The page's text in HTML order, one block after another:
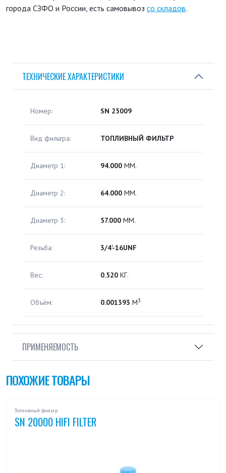
города СЗФО и России, есть самовывоз со складов.
ТЕХНИЧЕСКИЕ ХАРАКТЕРИСТИКИ
Номер: SN 25009
Вид фильтра: ТОПЛИВНЫЙ ФИЛЬТР
Диаметр 1: 94.000 ММ.
Диаметр 2: 64.000 ММ.
Диаметр 3: 57.000 ММ.
Резьба: 3/4'-16UNF
Вес: 0.520 КГ.
Объём: 0.001393 М3
ПРИМЕНЯЕМОСТЬ
ПОХОЖИЕ ТОВАРЫ
Топливный фильтр
SN 20000 HIFI FILTER